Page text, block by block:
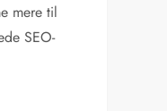
mere til
SEO-